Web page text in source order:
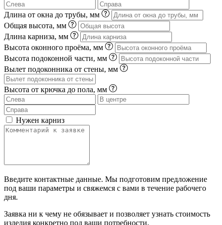
Длина от окна до трубы, мм
Общая высота, мм
Длина карниза, мм
Высота оконного проёма, мм
Высота подоконной части, мм
Вылет подоконника от стены, мм
Высота от крючка до пола, мм
Нужен карниз
Введите контактные данные. Мы подготовим предложение
под ваши параметры и свяжемся с вами в течение рабочего
дня.
Заявка ни к чему не обязывает и позволяет узнать стоимость
изделия конкретно под ваши потребности.